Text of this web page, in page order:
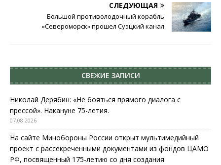
СЛЕДУЮЩАЯ
Большой противолодочный корабль
«Североморск» прошел Суэцкий канал
СВЕЖИЕ ЗАПИСИ
Николай Дерябин: «Не бояться прямого диалога с
прессой». Накануне 75-летия.
07.08.2026
На сайте Минобороны России открыт мультимедийный
проект с рассекреченными документами из фондов ЦАМО
РФ, посвященный 175-летию со дня создания